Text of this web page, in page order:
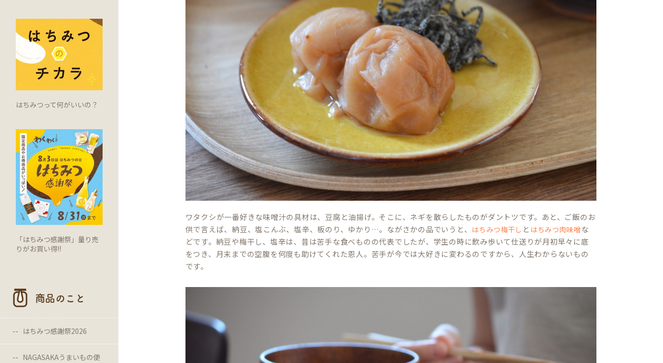
はちみつって何がいいの？
「はちみつ感謝祭」量り売
りがお買い得!!
商品のこと
はちみつ感謝祭2026
NAGASAKAうまいもの便
ワタクシが一番好きな味噌汁の具材は、豆腐と油揚げ。そこに、ネギを散らしたものがダントツです。あと、ご飯のお
供で言えば、納豆、塩こんぶ、塩辛、板のり、ゆかり…。ながさかの品でいうと、
はちみつ梅干し と はちみつ肉味噌な
どです。納豆や梅干し、塩辛は、昔は苦手な食べものの代表でしたが、学生の時に飲み歩いて仕送りが月初早々に底
をつき、月末までの空腹を何度も助けてくれた恩人。苦手が今では大好きに変わるのですから、人生わからないもの
です。